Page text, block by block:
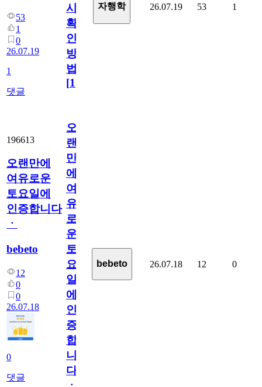
53
1
0
26.07.19
1
댓글
시
확
인
방
법
[1]
자행학 26.07.19 53 1
196613
오랜만에
여유로운
토요일에
인증합니다
ㆍ
bebeto
12
0
0
26.07.18
0
댓글
오
랜
만
에
여
유
로
운
토
요
일
에
인
증
합
니
다
bebeto 26.07.18 12 0